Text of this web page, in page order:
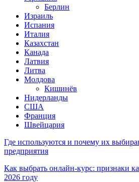
Берлин
Израиль
Испания
Италия
Казахстан
Канада
Латвия
Литва
Молдова
Кишинёв
Нидерланды
США
Франция
Швейцария
Где используются и почему их
предприятия
Как выбрать онлайн-курс: признаки
2026 году